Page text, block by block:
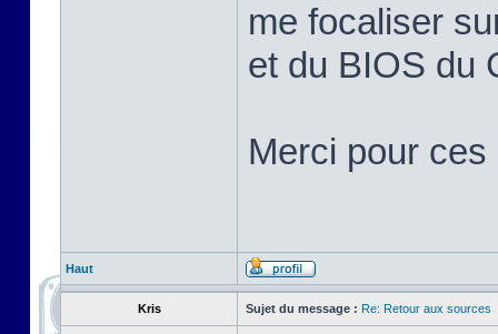
me focaliser
et du BIOS du
Merci pour ces
Haut
Kris Sujet du message : Re: Retour aux sources